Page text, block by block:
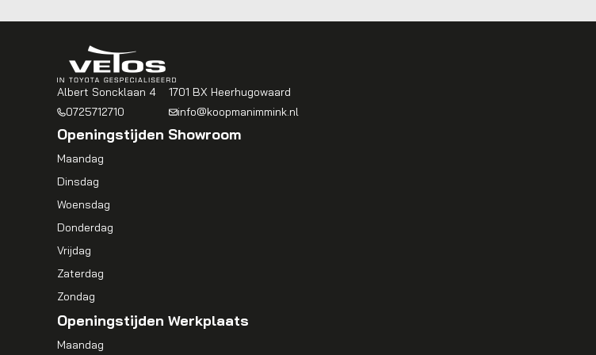
Albert Soncklaan 4
1701 BX Heerhugowaard
0725712710
info@koopmanimmink.nl
Openingstijden Showroom
Maandag
Dinsdag
Woensdag
Donderdag
Vrijdag
Zaterdag
Zondag
Openingstijden Werkplaats
Maandag